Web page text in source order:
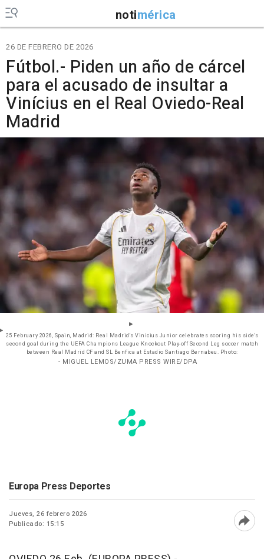
notimérica
26 DE FEBRERO DE 2026
Fútbol.- Piden un año de cárcel
para el acusado de insultar a
Vinícius en el Real Oviedo-Real
Madrid
25 February 2026, Spain, Madrid: Real Madrid's Vinicius Junior celebrates scoring his side's
second goal during the UEFA Champions League Knockout Play-off Second Leg soccer match
between Real Madrid CF and SL Benfica at Estadio Santiago Bernabeu. Photo:
- MIGUEL LEMOS/ZUMA PRESS WIRE/DPA
Europa Press Deportes
Jueves, 26 febrero 2026
Publicado: 15:15